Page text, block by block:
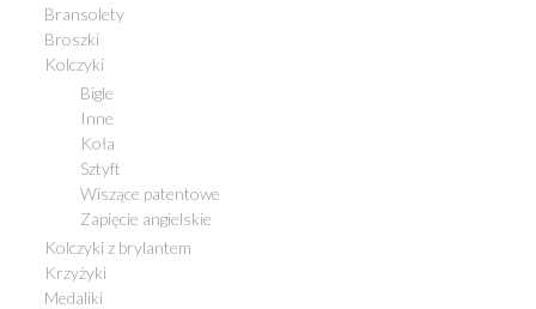
Bransolety
Broszki
Kolczyki
Bigle
Inne
Koła
Sztyft
Wiszące patentowe
Zapięcie angielskie
Kolczyki z brylantem
Krzyżyki
Medaliki